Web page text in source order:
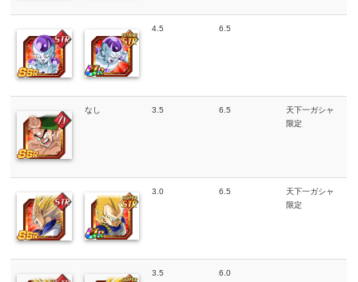
4.5 6.5
なし 3.5 6.5
天下一ガシャ
限定
3.0 6.5
天下一ガシャ
限定
3.5 6.0